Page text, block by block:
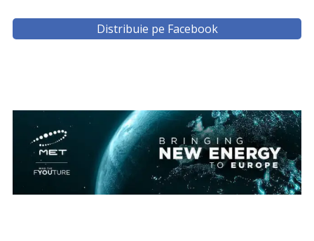
Distribuie pe Facebook